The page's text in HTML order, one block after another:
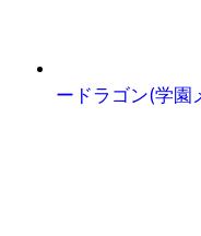
ードラゴン(学園